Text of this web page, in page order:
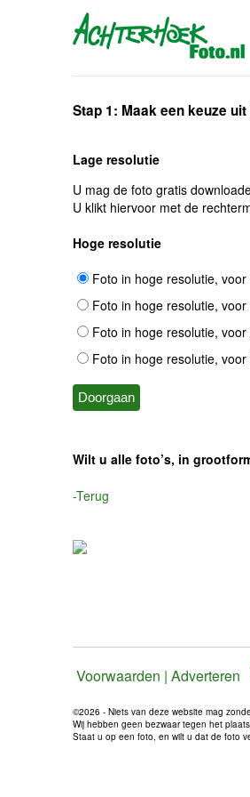
Stap 1: Maak een keuze
Lage resolutie
U mag de foto gratis
U klikt hiervoor met de
Hoge resolutie
Foto in hoge resolutie,
Foto in hoge resolutie,
Foto in hoge resolutie,
Foto in hoge resolutie,
Wilt u alle foto’s, in
-Terug
Voorwaarden | Adverteren
©2026 - Niets van deze website mag
Wij hebben geen bezwaar tegen het
Staat u op een foto, en wilt u dat de foto